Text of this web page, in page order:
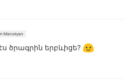
Manukyan
ծրագրին երբևիցե?